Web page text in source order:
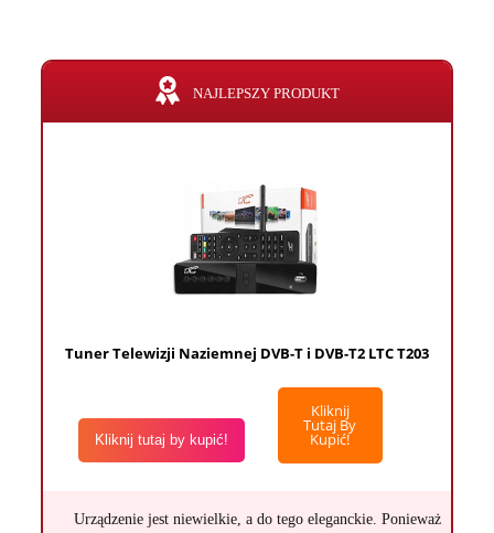
NAJLEPSZY PRODUKT
Tuner Telewizji Naziemnej DVB-T i DVB-T2 LTC T203
Kliknij tutaj by kupić!
Kliknij
Tutaj By
Kupić!
Urządzenie jest niewielkie, a do tego eleganckie. Ponieważ